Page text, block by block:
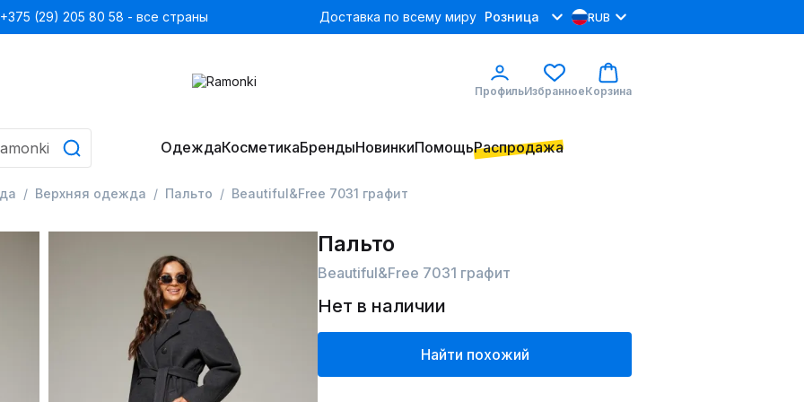
+375 (29) 205 80 58 - все страны Доставка по всему миру Розница RUB
ПрофильИзбранноеКорзина
ОдеждаКосметикаБрендыНовинкиПомощьРаспродажа
Верхняя одежда Пальто Beautiful&Free 7031 графит
Пальто
Beautiful&Free 7031 графит
Нет в наличии
Найти похожий